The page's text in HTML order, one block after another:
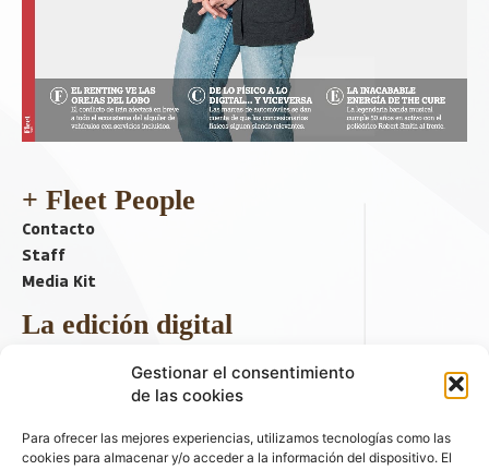
Gestionar el consentimiento
de las cookies
Para ofrecer las mejores experiencias, utilizamos tecnologías como las
cookies para almacenar y/o acceder a la información del dispositivo. El
+ Fleet People
Contacto
Staff
Media Kit
La edición digital
Descargar último ejemplar
ir a hemeroteca
+ Contenido en redes sociales